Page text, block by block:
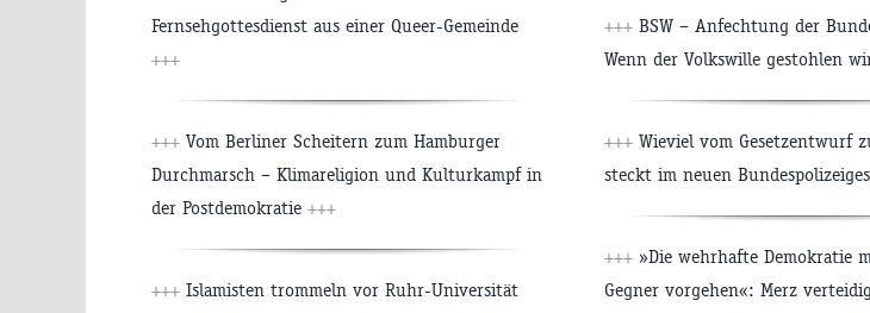
Fernsehgottesdienst aus einer Queer-Gemeinde
+++
+++ Vom Berliner Scheitern zum Hamburger
Durchmarsch – Klimareligion und Kulturkampf in
der Postdemokratie +++
+++ Islamisten trommeln vor Ruhr-Universität
+++ BSW – Anfechtung der
Wenn der Volkswille gestohlen
+++ Wieviel vom Gesetzentwurf
steckt im neuen
+++ »Die wehrhafte Demokratie
Gegner vorgehen«: Merz